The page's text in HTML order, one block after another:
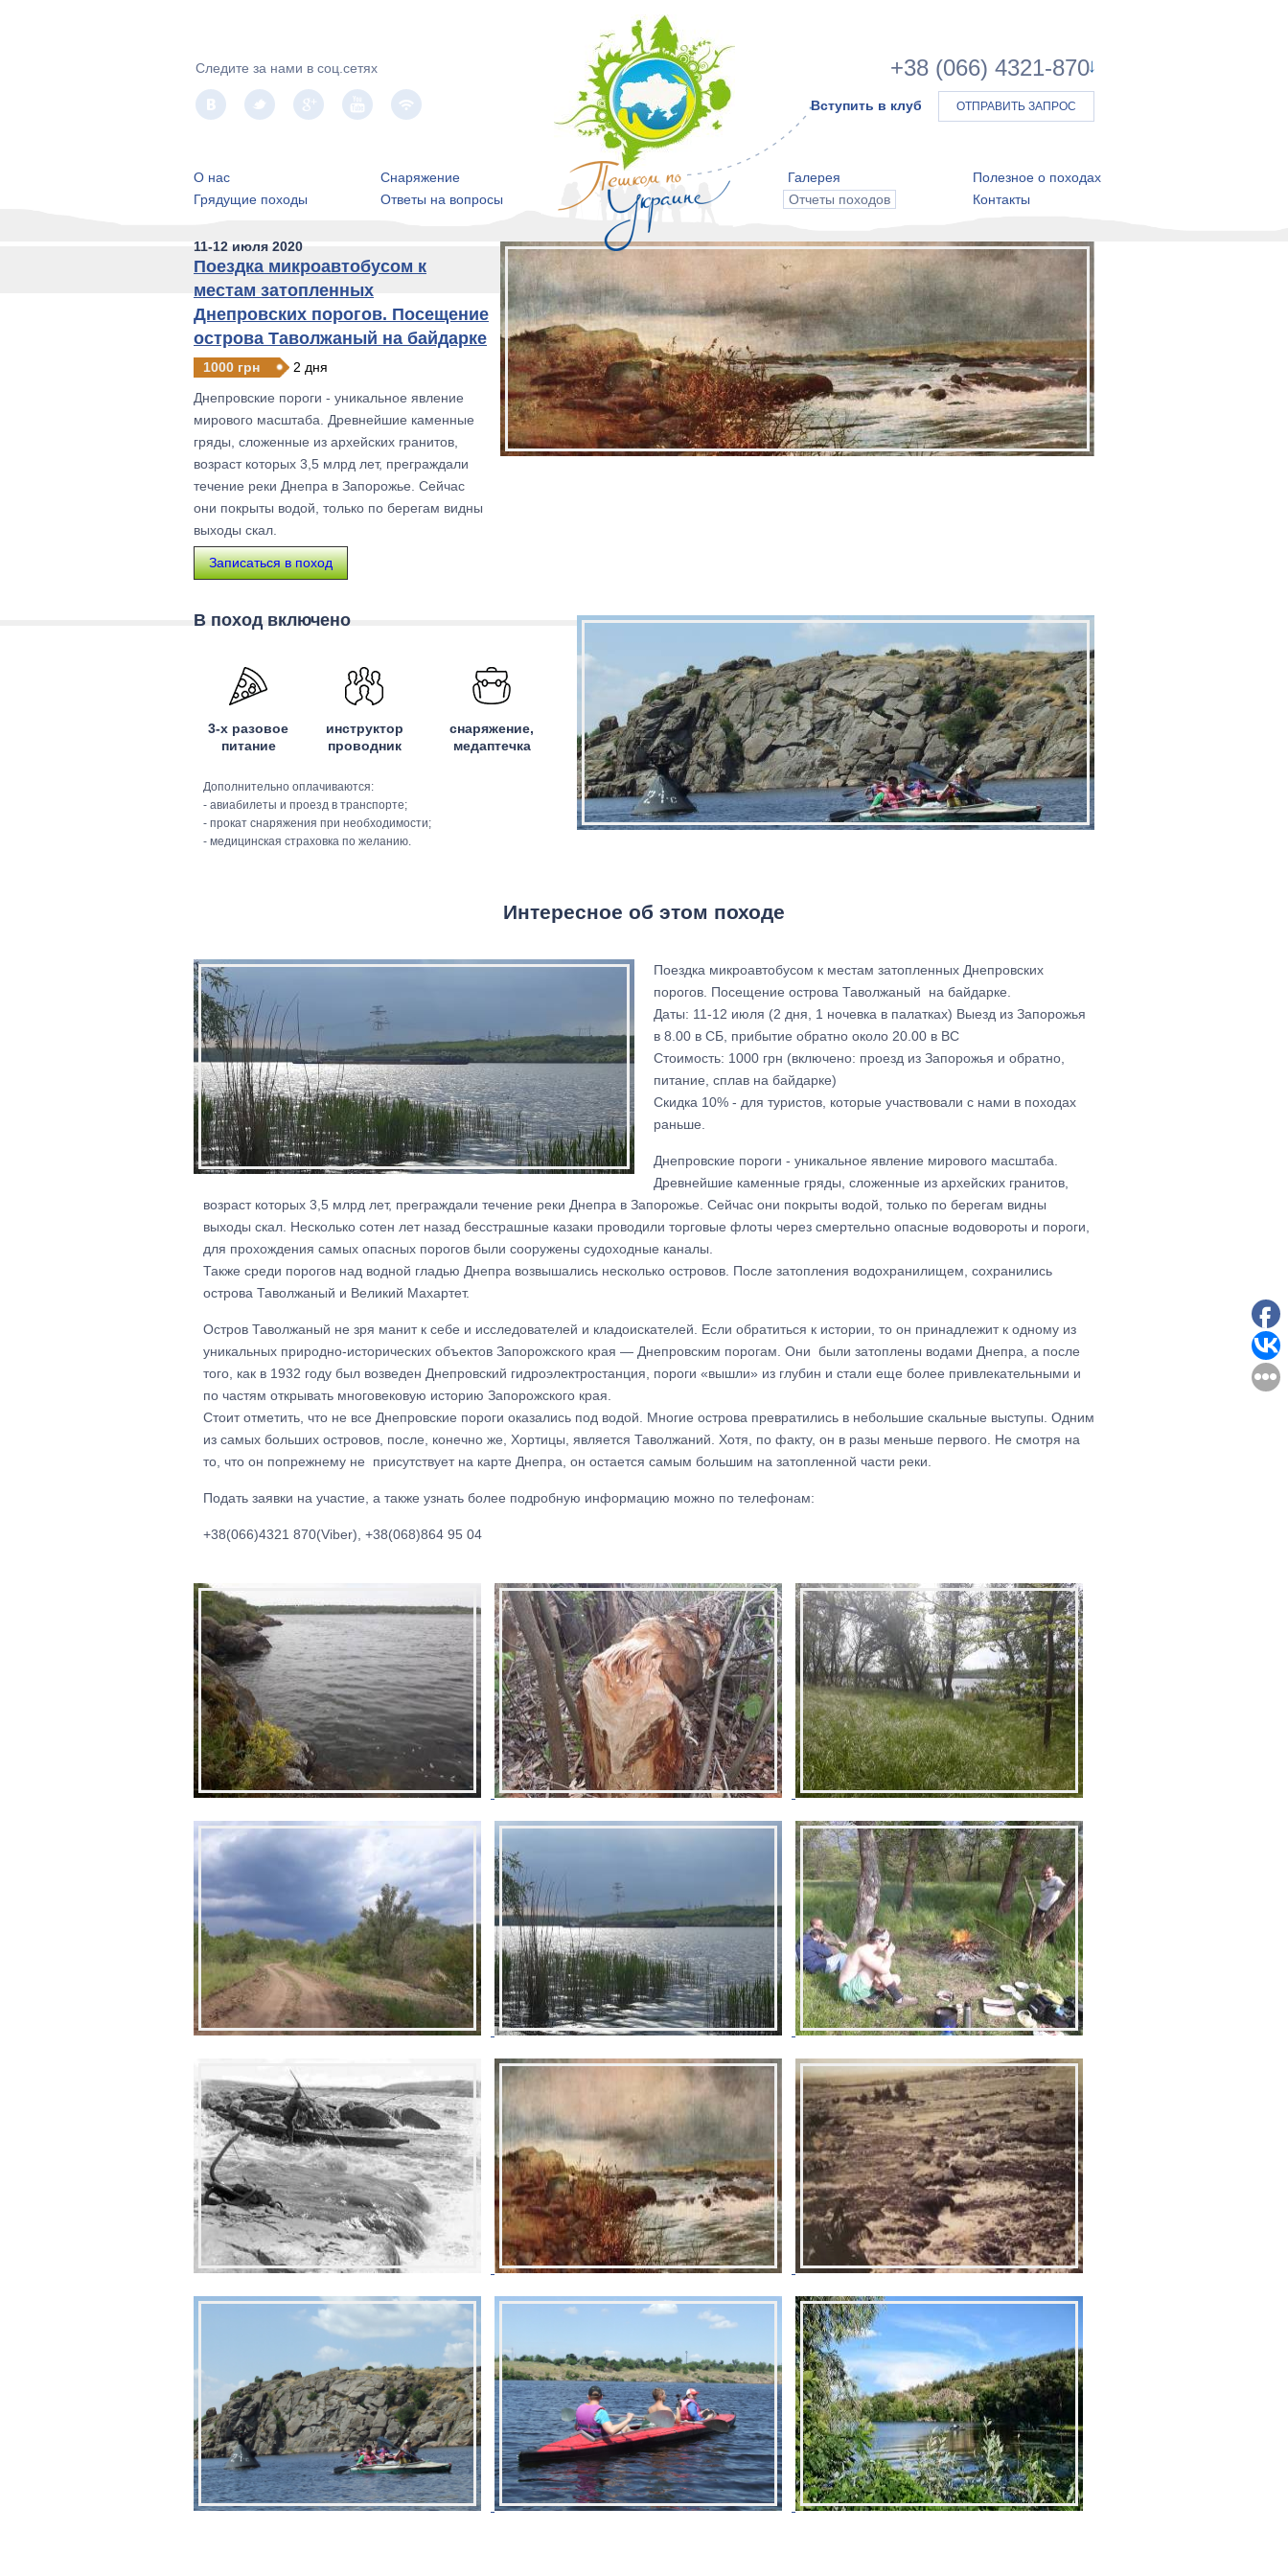
Следите за нами в соц.сетях
О нас
Снаряжение
Грядущие походы
Ответы на вопросы
+38 (066) 4321-870
Вступить в клуб ОТПРАВИТЬ ЗАПРОС
Галерея
Полезное о походах
Отчеты походов
Контакты
11-12 июля 2020
Поездка микроавтобусом к
местам затопленных
Днепровских порогов. Посещение
острова Таволжаный на байдарке
1000 грн
2 дня
Днепровские пороги - уникальное явление
мирового масштаба. Древнейшие каменные
гряды, сложенные из архейских гранитов,
возраст которых 3,5 млрд лет, преграждали
течение реки Днепра в Запорожье. Сейчас
они покрыты водой, только по берегам видны
выходы скал.
Записаться в поход
В поход включено
3-х разовое
питание
инструктор
проводник
снаряжение,
медаптечка
Дополнительно оплачиваются:
- авиабилеты и проезд в транспорте;
- прокат снаряжения при необходимости;
- медицинская страховка по желанию.
Интересное об этом походе
Поездка микроавтобусом к местам затопленных Днепровских
порогов. Посещение острова Таволжаный на байдарке.
Даты: 11-12 июля (2 дня, 1 ночевка в палатках) Выезд из Запорожья
в 8.00 в СБ, прибытие обратно около 20.00 в ВС
Стоимость: 1000 грн (включено: проезд из Запорожья и обратно,
питание, сплав на байдарке)
Скидка 10% - для туристов, которые участвовали с нами в походах
раньше.
Днепровские пороги - уникальное явление мирового масштаба.
Древнейшие каменные гряды, сложенные из архейских гранитов,
возраст которых 3,5 млрд лет, преграждали течение реки Днепра в Запорожье. Сейчас они покрыты водой, только по берегам видны
выходы скал. Несколько сотен лет назад бесстрашные казаки проводили торговые флоты через смертельно опасные водовороты и пороги,
для прохождения самых опасных порогов были сооружены судоходные каналы.
Также среди порогов над водной гладью Днепра возвышались несколько островов. После затопления водохранилищем, сохранились
острова Таволжаный и Великий Махартет.
Остров Таволжаный не зря манит к себе и исследователей и кладоискателей. Если обратиться к истории, то он принадлежит к одному из
уникальных природно-­исторических объектов Запорожского края — Днепровским порогам. Они были затоплены водами Днепра, а после
того, как в 1932 году был возведен Днепровский гидроэлектростанция, пороги «вышли» из глубин и стали еще более привлекательными и
по частям открывать многовековую историю Запорожского края.
Стоит отметить, что не все Днепровские пороги оказались под водой. Многие острова превратились в небольшие скальные выступы. Одним
из самых больших островов, после, конечно же, Хортицы, является Таволжаний. Хотя, по факту, он в разы меньше первого. Не смотря на
то, что он по­прежнему не присутствует на карте Днепра, он остается самым большим на затопленной части реки.
Подать заявки на участие, а также узнать более подробную информацию можно по телефонам:
+38(066)4321 870(Viber), +38(068)864 95 04